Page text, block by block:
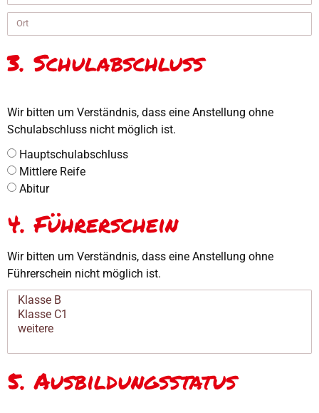
3. Schulabschluss
Wir bitten um Verständnis, dass eine Anstellung ohne
Schulabschluss nicht möglich ist.
Hauptschulabschluss
Mittlere Reife
Abitur
4. Führerschein
Wir bitten um Verständnis, dass eine Anstellung ohne
Führerschein nicht möglich ist.
5. Ausbildungsstatus